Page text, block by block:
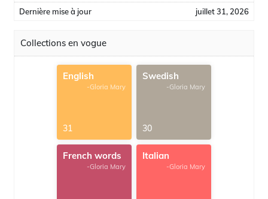
Dernière mise à jour juillet 31, 2026
Collections en vogue
English
-Gloria Mary
31
Swedish
-Gloria Mary
30
French words
-Gloria Mary
Italian
-Gloria Mary